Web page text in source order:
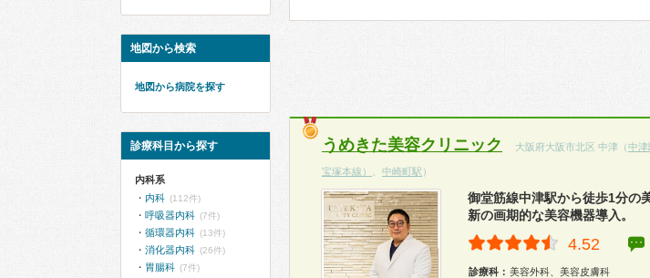
うめきた美容クリニック 大阪府大阪市北区 中津（中津
宝塚本線） 中崎町駅 ）
御堂筋線中津駅から徒歩1分
新の画期的な美容機器導入。
4.52
診療科： 美容外科、美容皮膚科
地図から検索
地図から病院を探す
診療科目から探す
内科系
内科 (112件)
呼吸器内科 (7件)
循環器内科 (13件)
消化器内科 (26件)
胃腸科 (7件)